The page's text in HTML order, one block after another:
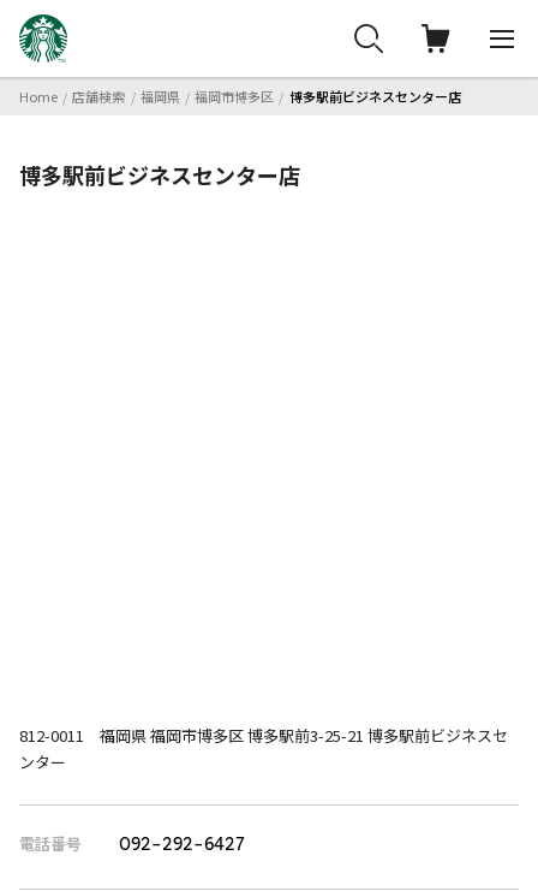
Home 店舗検索 福岡県 福岡市博多区 博多駅前ビジネスセンター店
博多駅前ビジネスセンター店
812-0011 福岡県 福岡市博多区 博多駅前3-25-21 博多駅前ビジネスセ
ンター
電話番号 092-292-6427